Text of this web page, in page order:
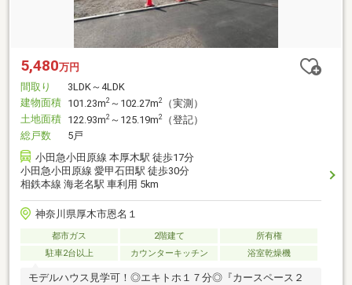
5,480万円
間取り
3LDK～4LDK
建物面積 101.23m2 ～102.27m2
（実測）
土地面積 122.93m2 ～125.19m2
（登記）
総戸数
5戸
小田急小田原線 本厚木駅 徒歩17分
小田急小田原線 愛甲石田駅 徒歩30分
相鉄本線 海老名駅 車利用 5km
神奈川県厚木市恩名１
都市ガス 2階建て
所有権
駐車2台以上
カウンターキッチン 浴室乾燥機
モデルハウス見学可！◎エキトホ１７分◎『カースペース２